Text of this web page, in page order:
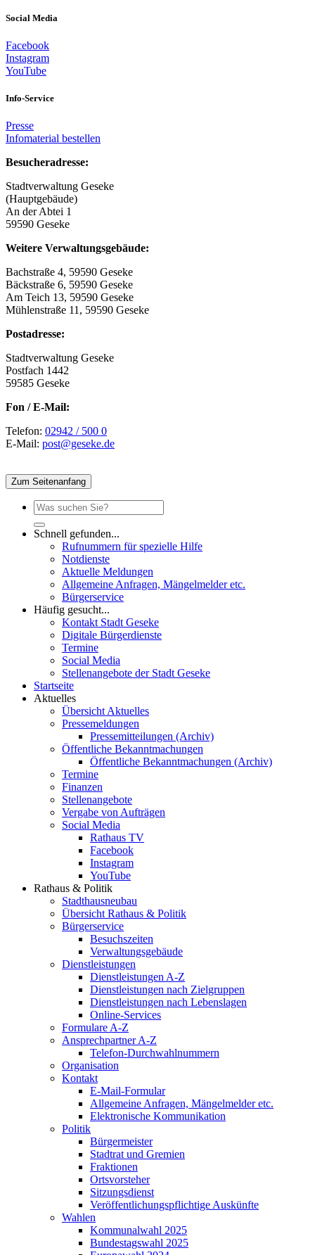
Social Media
Facebook
Instagram
YouTube
Info-Service
Presse
Infomaterial bestellen
Besucheradresse:
Stadtverwaltung Geseke
(Hauptgebäude)
An der Abtei 1
59590 Geseke
Weitere Verwaltungsgebäude:
Bachstraße 4, 59590 Geseke
Bäckstraße 6, 59590 Geseke
Am Teich 13, 59590 Geseke
Mühlenstraße 11, 59590 Geseke
Postadresse:
Stadtverwaltung Geseke
Postfach 1442
59585 Geseke
Fon / E-Mail:
Telefon: 02942 / 500 0
E-Mail: post@geseke.de
Zum Seitenanfang
Schnell gefunden...
Rufnummern für spezielle Hilfe
Notdienste
Aktuelle Meldungen
Allgemeine Anfragen, Mängelmelder etc.
Bürgerservice
Häufig gesucht...
Kontakt Stadt Geseke
Digitale Bürgerdienste
Termine
Social Media
Stellenangebote der Stadt Geseke
Startseite
Aktuelles
Übersicht Aktuelles
Pressemeldungen
Pressemitteilungen (Archiv)
Öffentliche Bekanntmachungen
Öffentliche Bekanntmachungen (Archiv)
Termine
Finanzen
Stellenangebote
Vergabe von Aufträgen
Social Media
Rathaus TV
Facebook
Instagram
YouTube
Rathaus & Politik
Stadthausneubau
Übersicht Rathaus & Politik
Bürgerservice
Besuchszeiten
Verwaltungsgebäude
Dienstleistungen
Dienstleistungen A-Z
Dienstleistungen nach Zielgruppen
Dienstleistungen nach Lebenslagen
Online-Services
Formulare A-Z
Ansprechpartner A-Z
Telefon-Durchwahlnummern
Organisation
Kontakt
E-Mail-Formular
Allgemeine Anfragen, Mängelmelder etc.
Elektronische Kommunikation
Politik
Bürgermeister
Stadtrat und Gremien
Fraktionen
Ortsvorsteher
Sitzungsdienst
Veröffentlichungspflichtige Auskünfte
Wahlen
Kommunalwahl 2025
Bundestagswahl 2025